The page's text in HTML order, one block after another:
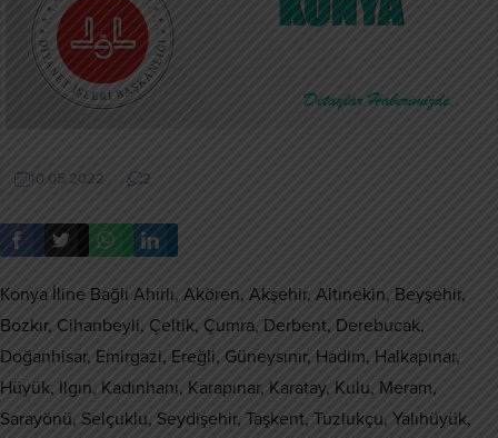
10.05.2022 2
Konya İline Bağlı Ahırlı, Akören, Akşehir, Altınekin, Beyşehir,
Bozkır, Cihanbeyli, Çeltik, Çumra, Derbent, Derebucak,
Doğanhisar, Emirgazi, Ereğli, Güneysınır, Hadim, Halkapınar,
Hüyük, Ilgın, Kadınhanı, Karapınar, Karatay, Kulu, Meram,
Sarayönü, Selçuklu, Seydişehir, Taşkent, Tuzlukçu, Yalıhüyük,